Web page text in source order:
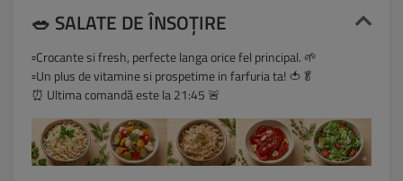
🥗 SALATE DE ÎNSOȚIRE
▫️Crocante si fresh, perfecte langa orice fel principal. 🌱
▫️Un plus de vitamine si prospetime in farfuria ta! 🍅🥬
⏰ Ultima comandă este la 21:45 🚨